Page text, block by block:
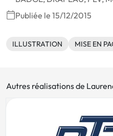
Publiée le 15/12/2015
ILLUSTRATION MISE EN
Autres réalisations de